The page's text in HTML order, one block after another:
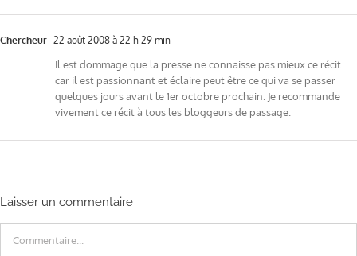
Chercheur 22 août 2008 à 22 h 29 min
Il est dommage que la presse ne connaisse pas mieux ce récit
car il est passionnant et éclaire peut être ce qui va se passer
quelques jours avant le 1er octobre prochain. Je recommande
vivement ce récit à tous les bloggeurs de passage.
Laisser un commentaire